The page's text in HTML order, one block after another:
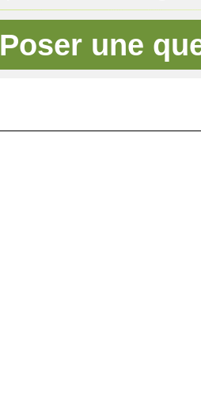
Poser une